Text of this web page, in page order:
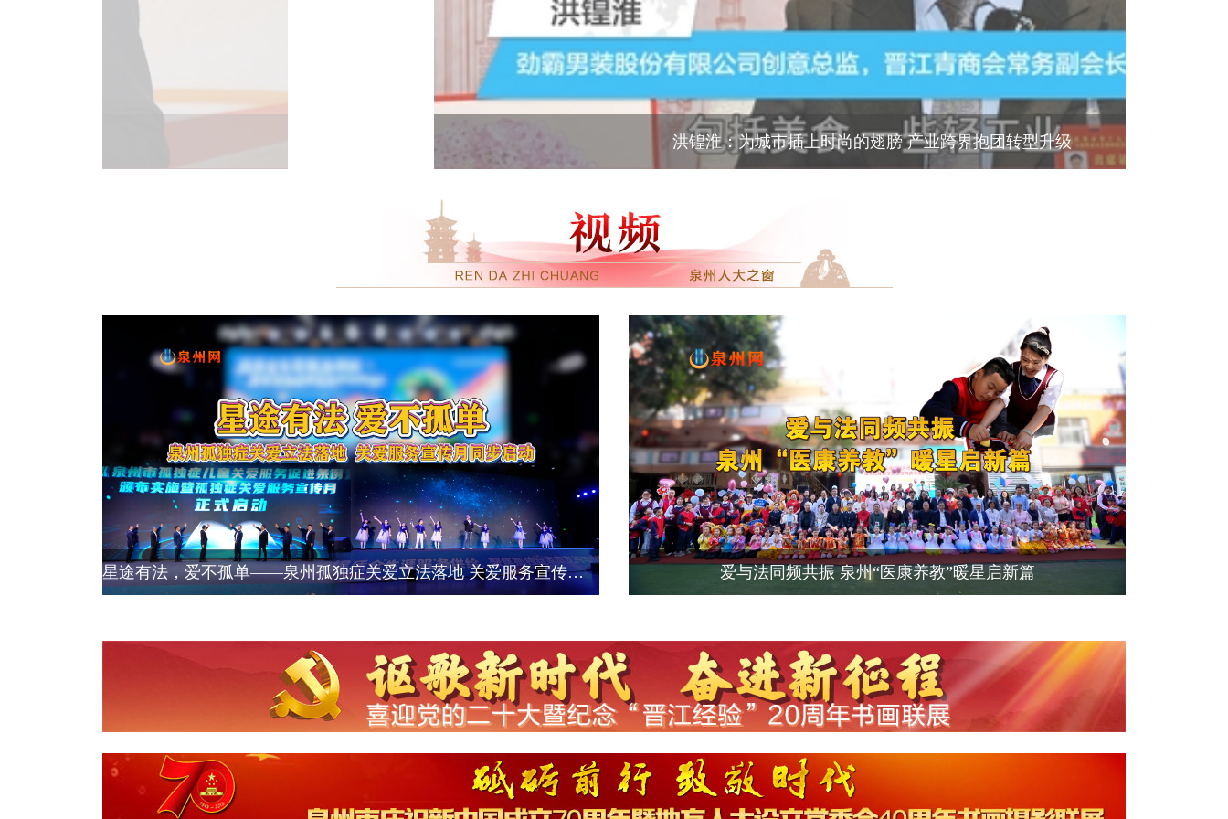
洪锽淮：为城市插上时尚的翅膀 产业跨界抱团转型升级
星途有法，爱不孤单——泉州孤独症关爱立法落地 关爱服务宣传月同步启动 爱与法同频共振 泉州“医康养教”暖星启新篇